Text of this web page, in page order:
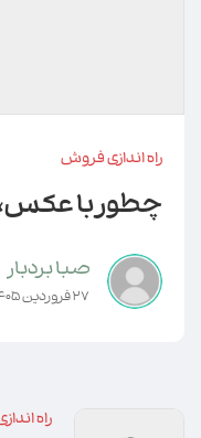
راه اندازی فروش
چطور با عکس،
صبا بردبار
27 فروردین 1405
راه